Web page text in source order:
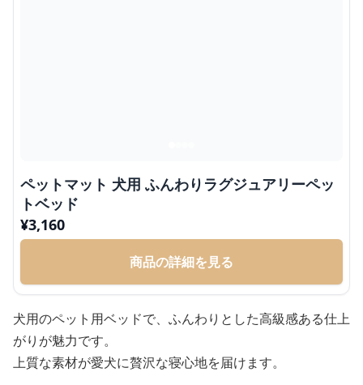
ペットマット 犬用 ふんわりラグジュアリーペッ
トベッド
¥3,160
商品の詳細を見る
犬用のペット用ベッドで、ふんわりとした高級感ある仕上
がりが魅力です。
上質な素材が愛犬に贅沢な寝心地を届けます。